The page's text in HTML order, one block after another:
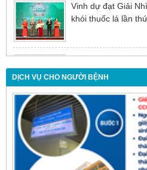
Vinh dự đạt Giải
khói thuốc lá lần
chậm trễ
Nội soi mật tụy
cho người bệnh sỏi
DỊCH VỤ CHO NGƯỜI BỆNH